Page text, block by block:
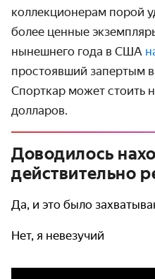
коллекционерам порой
более ценные
нынешнего года в США
простоявший запертым
Спорткар может стоить
долларов.
Доводилось
действительно
Да, и это было
Нет, я невезучий